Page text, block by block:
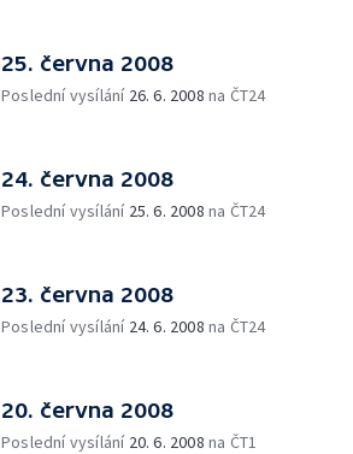
25. června 2008
Poslední vysílání 26. 6. 2008 na ČT24
24. června 2008
Poslední vysílání 25. 6. 2008 na ČT24
23. června 2008
Poslední vysílání 24. 6. 2008 na ČT24
20. června 2008
Poslední vysílání 20. 6. 2008 na ČT1